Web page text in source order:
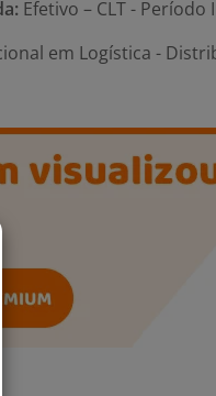
Efetivo – CLT - Período
em Logística -